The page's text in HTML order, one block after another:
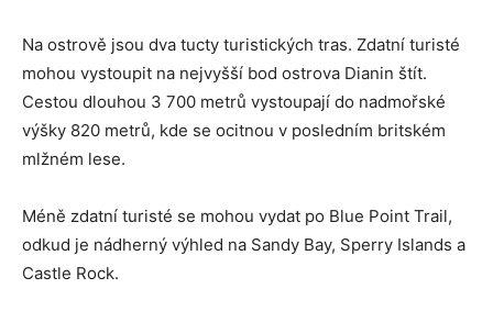
Na ostrově jsou dva tucty turistických tras. Zdatní turisté
mohou vystoupit na nejvyšší bod ostrova Dianin štít.
Cestou dlouhou 3 700 metrů vystoupají do nadmořské
výšky 820 metrů, kde se ocitnou v posledním britském
mlžném lese.
Méně zdatní turisté se mohou vydat po Blue Point Trail,
odkud je nádherný výhled na Sandy Bay, Sperry Islands a
Castle Rock.